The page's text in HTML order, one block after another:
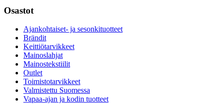
Osastot
Ajankohtaiset- ja sesonkituotteet
Brändit
Keittiötarvikkeet
Mainoslahjat
Mainostekstiilit
Outlet
Toimistotarvikkeet
Valmistettu Suomessa
Vapaa-ajan ja kodin tuotteet